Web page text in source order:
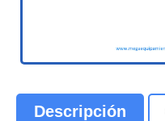
Descripción